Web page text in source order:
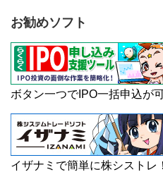
お勧めソフト
ボタン一つでIPO一括申込が
イザナミで簡単に株シストレ！